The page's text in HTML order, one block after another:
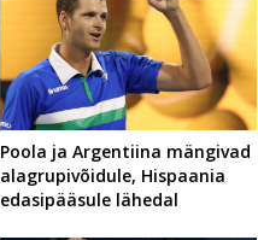
Poola ja Argentiina mängivad
alagrupivõidule, Hispaania
edasipääsule lähedal